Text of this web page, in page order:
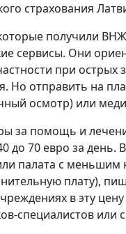
страхования
получили
сервисы. Они
при острых
Но отправить на
осмотр) или
за помощь и
до 70 евро за
палата с
плату),
в эту
специалистов или